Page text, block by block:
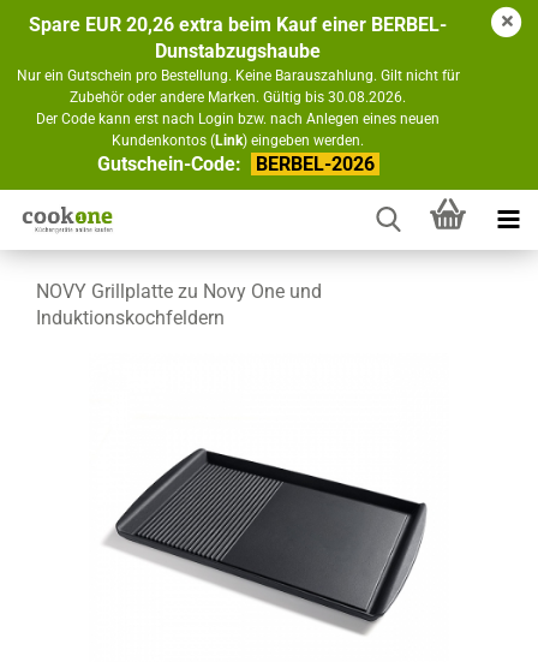
Spare EUR 20,26 extra beim Kauf einer BERBEL-
Dunstabzugshaube
Nur ein Gutschein pro Bestellung. Keine Barauszahlung. Gilt nicht für
Zubehör oder andere Marken. Gültig bis 30.08.2026.
Der Code kann erst nach Login bzw. nach Anlegen eines neuen
Kundenkontos (Link) eingeben werden.
Gutschein-Code: BERBEL-2026
NOVY Grillplatte zu Novy One und
Induktionskochfeldern